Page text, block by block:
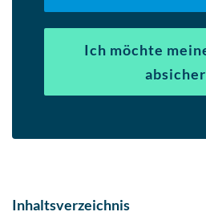
Ich möchte
Inhaltsverzeichnis